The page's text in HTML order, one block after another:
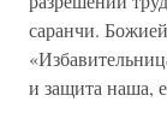
саранчи.
и защита наша,